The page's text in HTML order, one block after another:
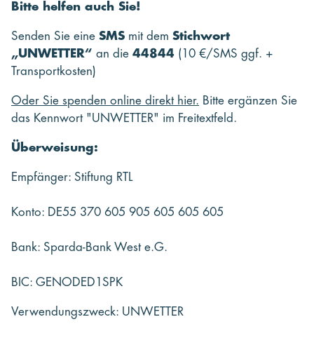
Bitte helfen auch Sie!
Senden Sie eine SMS mit dem Stichwort
„UNWETTER“ an die 44844 (10 €/SMS ggf. +
Transportkosten)
Oder Sie spenden online direkt hier. Bitte ergänzen Sie
das Kennwort "UNWETTER" im Freitextfeld.
Überweisung:
Empfänger: Stiftung RTL
Konto: DE55 370 605 905 605 605 605
Bank: Sparda-Bank West e.G.
BIC: GENODED1SPK
Verwendungszweck: UNWETTER